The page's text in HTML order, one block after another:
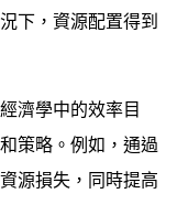
下，資源配置得到
濟學中的效率目
策略。例如，通過
源損失，同時提高